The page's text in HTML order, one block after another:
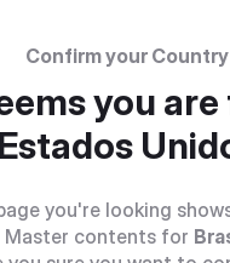
em 10%, fornecem
Confirm your Country
you
Estados
you're looking
Master contents for